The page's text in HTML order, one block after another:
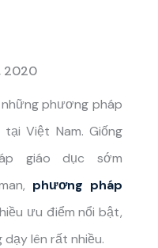
2020
phương pháp
Việt Nam. Giống
giáo dục sớm
phương pháp
ưu điểm nổi bật,
dạy lên rất nhiều.